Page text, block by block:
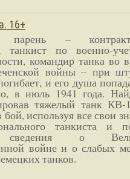
16+
парень –
танкист по военно-
командир танка во
войны – при
и его душа
в июль 1941 года.
тяжелый танк
бой, используя все свои
танкиста и
о
войне и о слабых
танков.